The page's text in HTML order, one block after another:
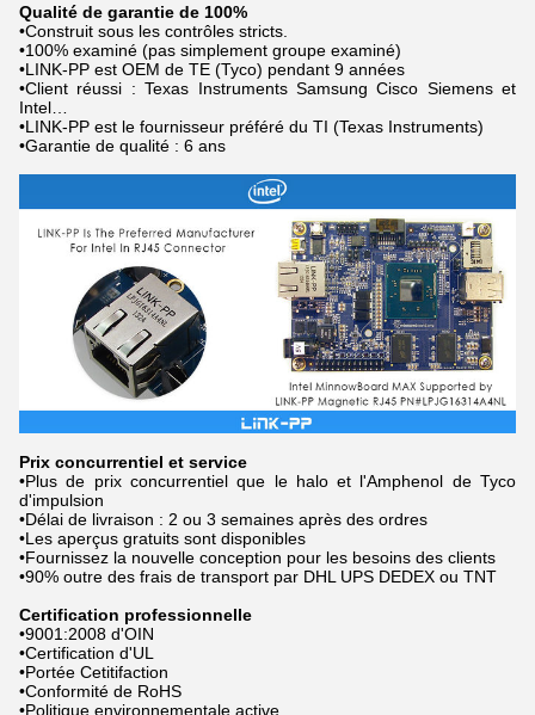
Qualité de garantie de 100%
•Construit sous les contrôles stricts.
•100% examiné (pas simplement groupe examiné)
•LINK-PP est OEM de TE (Tyco) pendant 9 années
•Client réussi : Texas Instruments Samsung Cisco Siemens et
Intel…
•LINK-PP est le fournisseur préféré du TI (Texas Instruments)
•Garantie de qualité : 6 ans
Prix concurrentiel et service
•Plus de prix concurrentiel que le halo et l'Amphenol de Tyco
d'impulsion
•Délai de livraison : 2 ou 3 semaines après des ordres
•Les aperçus gratuits sont disponibles
•Fournissez la nouvelle conception pour les besoins des clients
•90% outre des frais de transport par DHL UPS DEDEX ou TNT
Certification professionnelle
•9001:2008 d'OIN
•Certification d'UL
•Portée Cetitifaction
•Conformité de RoHS
•Politique environnementale active